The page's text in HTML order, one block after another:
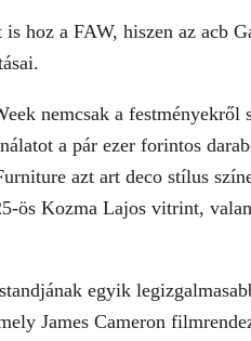
hoz a FAW, hiszen az acb
nemcsak a
a pár ezer forintos
azt art deco stílus
ös Kozma Lajos vitrint,
egyik
James Cameron